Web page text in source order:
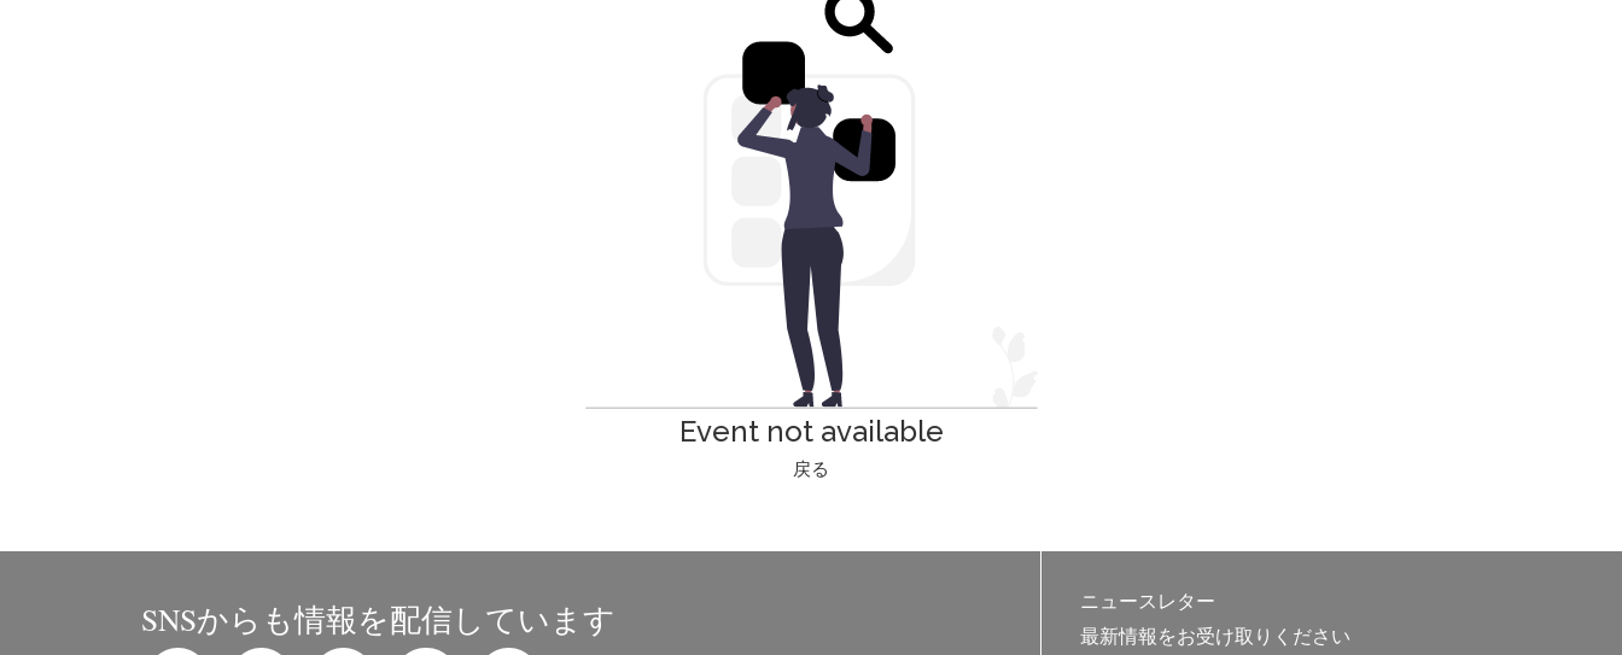
Event not available
戻る
SNSからも情報を配信しています
ニュースレター
最新情報をお受け取りください